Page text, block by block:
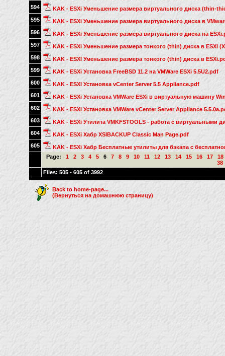
594
KAK - ESXi Уменьшение размера виртуального диска (thin-
595
KAK - ESXi Уменьшение размера виртуального диска в
596
KAK - ESXi Уменьшение размера виртуального диска на
597
KAK - ESXi Уменьшение размера тонкого (thin) диска в ESXi
598
KAK - ESXI Уменьшение размера тонкого (thin) диска в
599
KAK - ESXi Установка FreeBSD 11.2 на VMWare ESXi 5.5U2.pdf
600
KAK - ESXI Установка vCenter Server 5.5 Appliance.pdf
601
KAK - ESXi Установка VMWare ESXi в виртуальную машину
602
KAK - ESXi Установка VMWare vCenter Server Appliance
603
KAK - ESXi Утилита VMKFSTOOLS - работа с виртуальными
604
KAK - ESXi Хабр XSIBACKUP Classic Man Page.pdf
605
KAK - ESXi Хабр Бесплатные утилиты для бэкапа с
Page:
1 2 3 4 5 6 7 8 9 10 11 12 13 14 15 16 17
18
38
Files: 505 - 605 of 3992
Back to home-page...
(Вернуться на домашнюю страницу)